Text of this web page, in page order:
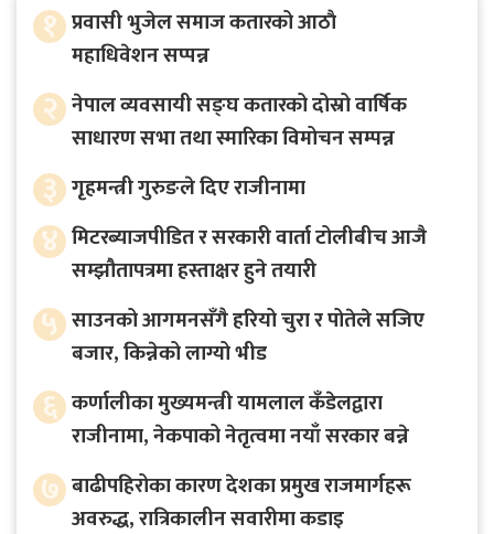
१ प्रवासी भुजेल समाज कतारको आठाै
महाधिवेशन सप्पन्न
२ नेपाल व्यवसायी सङ्घ कतारको दोस्रो वार्षिक
साधारण सभा तथा स्मारिका विमोचन सम्पन्न
३ गृहमन्त्री गुरुङले दिए राजीनामा
४ मिटरब्याजपीडित र सरकारी वार्ता टोलीबीच आजै
सम्झौतापत्रमा हस्ताक्षर हुने तयारी
५ साउनको आगमनसँगै हरियो चुरा र पोतेले सजिए
बजार, किन्नेको लाग्यो भीड
६ कर्णालीका मुख्यमन्त्री यामलाल कँडेलद्वारा
राजीनामा, नेकपाको नेतृत्वमा नयाँ सरकार बन्ने
७ बाढीपहिरोका कारण देशका प्रमुख राजमार्गहरू
अवरुद्ध, रात्रिकालीन सवारीमा कडाइ